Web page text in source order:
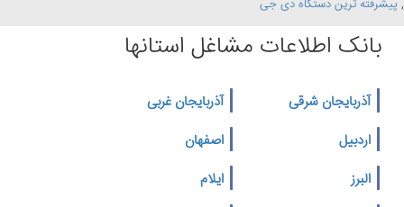
, پیشرفته ترین دستگاه دی جی
بانک اطلاعات مشاغل استانها
آذربایجان شرقی
آذربایجان غربی
اردبیل
اصفهان
البرز
ایلام